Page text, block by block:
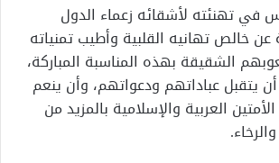
في تهنئته لأشقائه زعماء الدول
عن خالص تهانيه القلبية وأطيب تمنياته
الشقيقة بهذه المناسبة المباركة،
أن يتقبل عباداتهم ودعواتهم، وأن ينعم
العربية والإسلامية بالمزيد من